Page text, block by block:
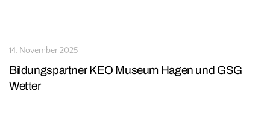
14. November 2025
Bildungspartner KEO Museum Hagen und GSG
Wetter